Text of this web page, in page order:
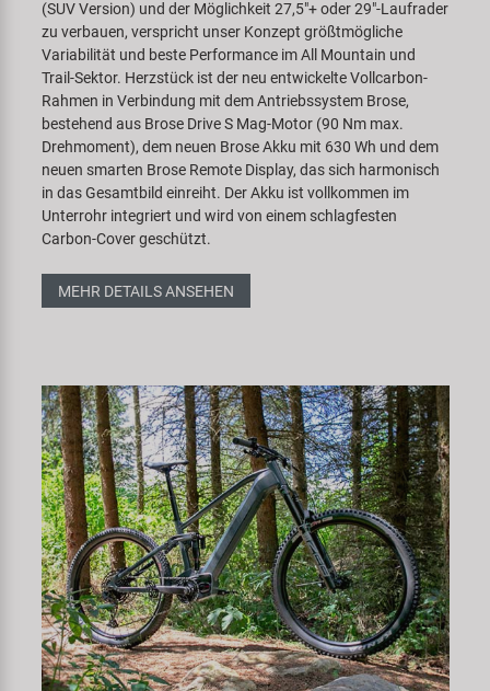
(SUV Version) und der Möglichkeit 27,5"+ oder 29"-Laufrader
zu verbauen, verspricht unser Konzept größtmögliche
Variabilität und beste Performance im All Mountain und
Trail-Sektor. Herzstück ist der neu entwickelte Vollcarbon-
Rahmen in Verbindung mit dem Antriebssystem Brose,
bestehend aus Brose Drive S Mag-Motor (90 Nm max.
Drehmoment), dem neuen Brose Akku mit 630 Wh und dem
neuen smarten Brose Remote Display, das sich harmonisch
in das Gesamtbild einreiht. Der Akku ist vollkommen im
Unterrohr integriert und wird von einem schlagfesten
Carbon-Cover geschützt.
MEHR DETAILS ANSEHEN